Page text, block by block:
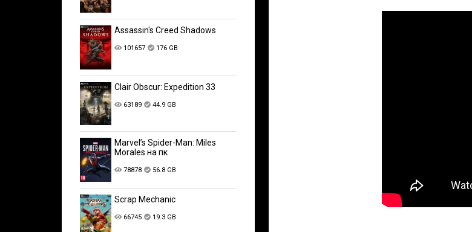
Assassin's Creed Shadows
101657 176 GB
Clair Obscur: Expedition 33
63189 44.9 GB
Marvel’s Spider-Man: Miles
Morales на пк
78878 56.8 GB
Scrap Mechanic
66745 19.3 GB